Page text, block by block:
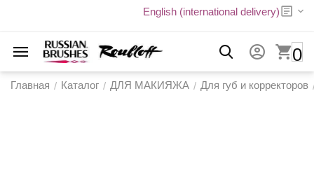
English (international delivery)
0
Главная / Каталог / ДЛЯ МАКИЯЖА / Для губ и корректоров